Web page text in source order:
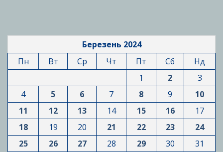
Березень 2024
Пн
Вт Ср Чт Пт Сб
Нд
1
2
3
4
5 6 7 8 9
10
11
12 13 14 15 16
17
18
19 20 21 22 23
24
25
26 27 28 29 30 31